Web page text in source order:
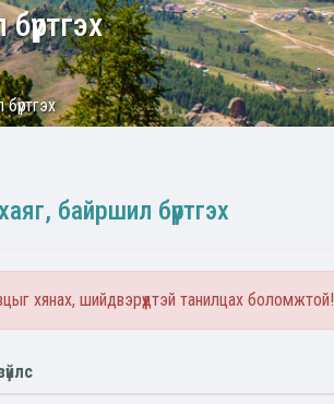
байршил бүртгэх
хянах, шийдвэрүүдтэй танилцах боломжтой!